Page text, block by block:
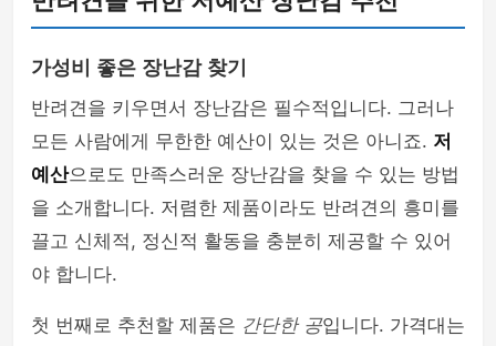
가성비 좋은 장난감 찾기
반려견을 키우면서 장난감은 필수적입니다. 그러나
모든 사람에게 무한한 예산이 있는 것은 아니죠. 저
예산으로도 만족스러운 장난감을 찾을 수 있는 방법
을 소개합니다. 저렴한 제품이라도 반려견의 흥미를
끌고 신체적, 정신적 활동을 충분히 제공할 수 있어
야 합니다.
첫 번째로 추천할 제품은 간단한 공입니다. 가격대는